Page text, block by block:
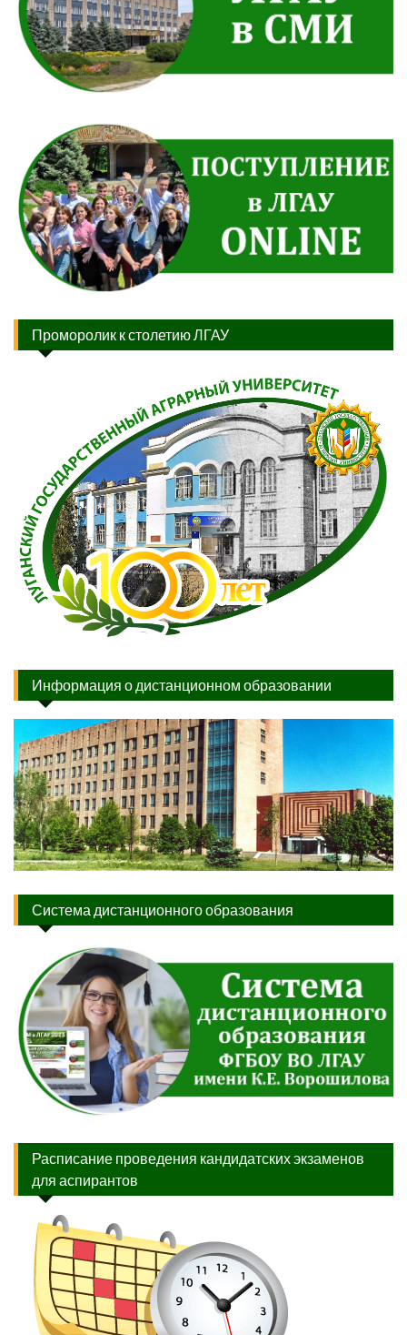
Проморолик к столетию ЛГАУ
Информация о дистанционном образовании
Система дистанционного образования
Расписание проведения кандидатских экзаменов
для аспирантов